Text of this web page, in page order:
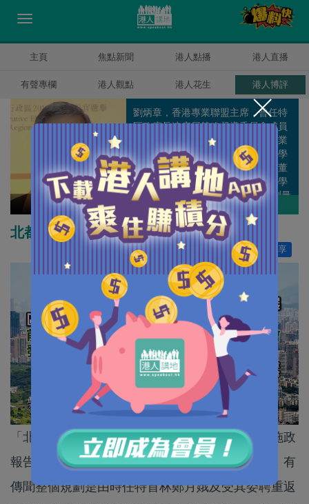
主頁 焦點新聞 港人點播 港人直播
有聲專欄 港人觀點 港人花生 港人博評
劉炳章
劉炳章，香港專業聯盟主席，曾任特
區政府長遠房屋策略督導委員會成員
及經濟發展委員會成員兼專業服務業
工作小組召集人。曾任香港測量師學
會會長、市區重建局董事會非執行董
事、港鐵非執行董事、香港城市大學
校董會成員和香港立法會(建築、測量
及都市規劃界)議員等公職。
作者其他博評
北都會若要成功 須目的決定手段
分享
讚好 2
「北部都會區」的概念源自上屆政府最後一份《施政
報告》。據報道，當時北都計劃推出得頗為倉卒，有
傳聞整個規劃是由時任特首林鄭月娥及受其委聘重返